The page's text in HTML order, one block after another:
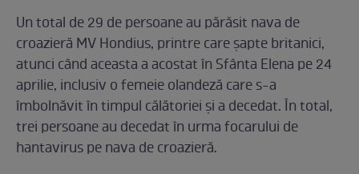
Un total de 29 de persoane au părăsit nava de
croazieră MV Hondius, printre care șapte britanici,
atunci când aceasta a acostat în Sfânta Elena pe 24
aprilie, inclusiv o femeie olandeză care s-a
îmbolnăvit în timpul călătoriei și a decedat. În total,
trei persoane au decedat în urma focarului de
hantavirus pe nava de croazieră.